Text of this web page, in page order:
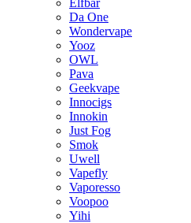
Elfbar
Da One
Wondervape
Yooz
OWL
Pava
Geekvape
Innocigs
Innokin
Just Fog
Smok
Uwell
Vapefly
Vaporesso
Voopoo
Yihi